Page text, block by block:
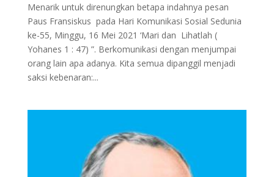
Menarik untuk direnungkan betapa indahnya pesan
Paus Fransiskus pada Hari Komunikasi Sosial Sedunia
ke-55, Minggu, 16 Mei 2021 ‘Mari dan Lihatlah (
Yohanes 1 : 47) ”. Berkomunikasi dengan menjumpai
orang lain apa adanya. Kita semua dipanggil menjadi
saksi kebenaran:...